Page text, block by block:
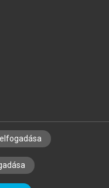
ALAPELVEK